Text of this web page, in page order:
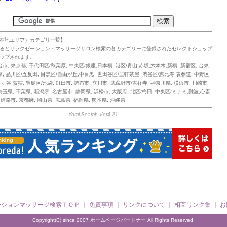
地エリア）カテゴリ一覧】
とリラクゼーション・マッサージサロン検索の各カテゴリーに登録されたセレクトショップ
プされます。
市 東京都 千代田区/秋葉原 中央区/銀座,日本橋 港区/青山,赤坂,六本木,新橋 新宿区
台東
品川区/五反田 目黒区/自由が丘,中目黒 世田谷区/三軒茶屋 渋谷区/恵比寿,表参道 中野区
谷,荻窪
豊島区/池袋 町田市 調布市 立川市 武蔵野市/吉祥寺 神奈川県 横浜市 川崎市
玉県 千葉県 新潟県 名古屋市 静岡県 浜松市 大阪府 北区/梅田
中央区/ミナミ,難波,心斎
姫路市 京都府 岡山県 広島県 福岡県 熊本県 沖縄県
- Yomi-Search Ver4.21 -
ョンマッサージ検索 ＴＯＰ ｜ 免責事項 リンクについて 相互リンク集
Copyright(C) since 2007 ホームページパートナー All Rights Reserved.